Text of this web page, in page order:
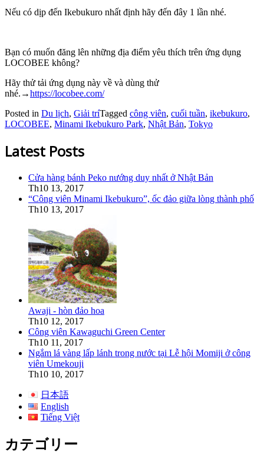
Nếu có dịp đến Ikebukuro nhất định hãy đến đây 1 lần nhé.
Bạn có muốn đăng lên những địa điểm yêu thích trên ứng dụng
LOCOBEE không?
Hãy thử tải ứng dụng này về và dùng thử
nhé. →https://locobee.com/
Posted in Du lịch, Giải tríTagged công viên, cuối tuần, ikebukuro,
LOCOBEE, Minami Ikebukuro Park, Nhật Bản, Tokyo
Latest Posts
Cửa hàng bánh Peko nướng duy nhất ở Nhật Bản
Th10 13, 2017
“Công viên Minami Ikebukuro”, ốc đảo giữa lòng thành phố
Th10 13, 2017
Awaji - hòn đảo hoa
Th10 12, 2017
Công viên Kawaguchi Green Center
Th10 11, 2017
Ngắm lá vàng lấp lánh trong nước tại Lễ hội Momiji ở công
viên Umekouji
Th10 10, 2017
日本語
English
Tiếng Việt
カテゴリー